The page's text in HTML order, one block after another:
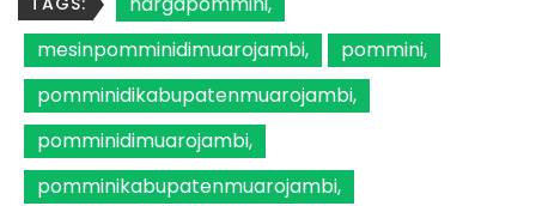
mesinpomminidimuarojambi
pommini
pomminidikabupatenmuarojambi
pomminidimuarojambi
pomminikabupatenmuarojambi